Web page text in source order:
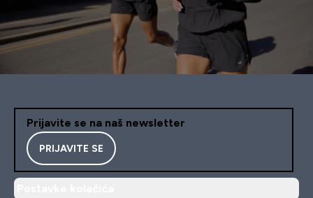
Prijavite se na naš newsletter
PRIJAVITE SE